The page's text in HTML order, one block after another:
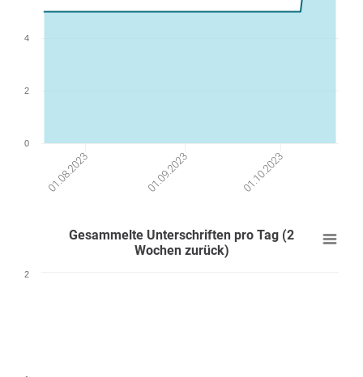
01.08.2023 01.09.2023 01.10.2023
0
2
4
Gesammelte Unterschriften pro Tag (2
Wochen zurück)
2